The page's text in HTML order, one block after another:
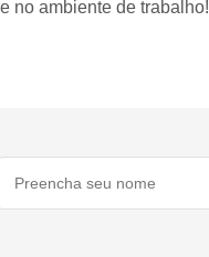
no ambiente de trabalho!